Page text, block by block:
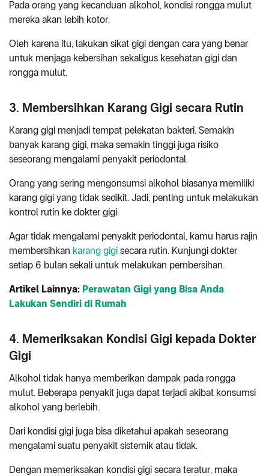
Pada orang yang kecanduan alkohol, kondisi rongga mulut
mereka akan lebih kotor.
Oleh karena itu, lakukan sikat gigi dengan cara yang benar
untuk menjaga kebersihan sekaligus kesehatan gigi dan
rongga mulut.
3. Membersihkan Karang Gigi secara Rutin
Karang gigi menjadi tempat pelekatan bakteri. Semakin
banyak karang gigi, maka semakin tinggi juga risiko
seseorang mengalami penyakit periodontal.
Orang yang sering mengonsumsi alkohol biasanya memiliki
karang gigi yang tidak sedikit. Jadi, penting untuk melakukan
kontrol rutin ke dokter gigi.
Agar tidak mengalami penyakit periodontal, kamu harus rajin
membersihkan karang gigi secara rutin. Kunjungi dokter
setiap 6 bulan sekali untuk melakukan pembersihan.
Artikel Lainnya: Perawatan Gigi yang Bisa Anda
Lakukan Sendiri di Rumah
4. Memeriksakan Kondisi Gigi kepada Dokter
Gigi
Alkohol tidak hanya memberikan dampak pada rongga
mulut. Beberapa penyakit juga dapat terjadi akibat konsumsi
alkohol yang berlebih.
Dari kondisi gigi juga bisa diketahui apakah seseorang
mengalami suatu penyakit sistemik atau tidak.
Dengan memeriksakan kondisi gigi secara teratur, maka